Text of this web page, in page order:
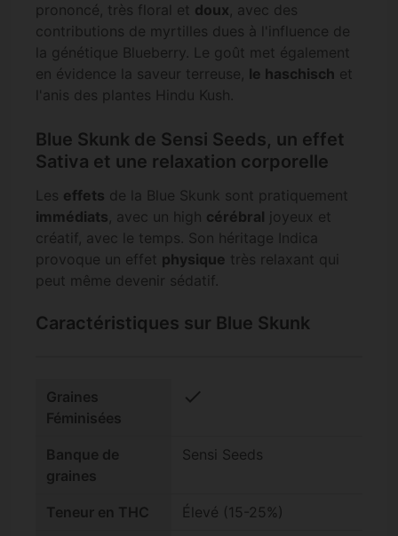
prononcé, très floral et doux , avec des
contributions de myrtilles dues à l'influence de
la génétique Blueberry. Le goût met également
en évidence la saveur terreuse, le haschisch et
l'anis des plantes Hindu Kush.
Blue Skunk de Sensi Seeds, un effet
Sativa et une relaxation corporelle
Les effets de la Blue Skunk sont pratiquement
immédiats, avec un high cérébral joyeux et
créatif, avec le temps. Son héritage Indica
provoque un effet physique très relaxant qui
peut même devenir sédatif.
Caractéristiques sur Blue Skunk
Graines
Féminisées
check
Banque de
graines
Sensi Seeds
Teneur en THC Élevé (15-25%)